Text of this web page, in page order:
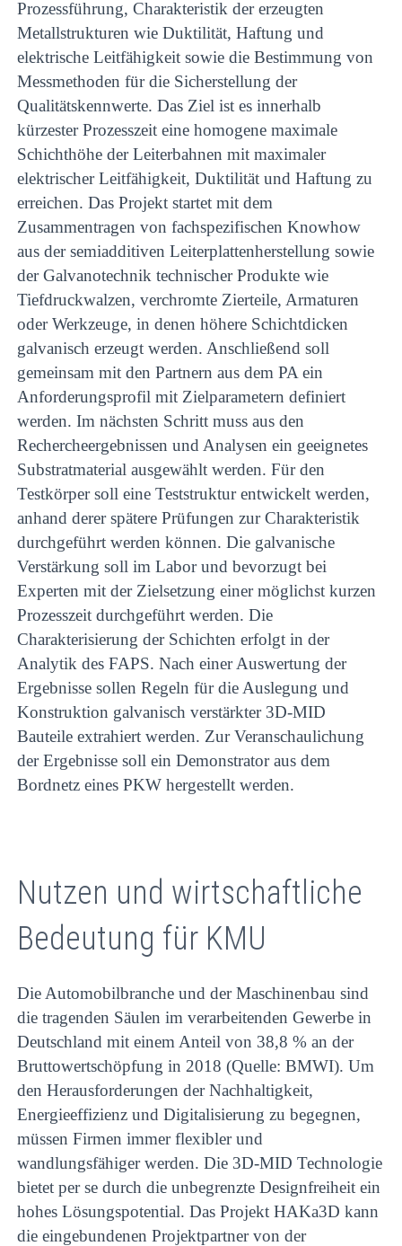
Prozessführung, Charakteristik der erzeugten
Metallstrukturen wie Duktilität, Haftung und
elektrische Leitfähigkeit sowie die Bestimmung von
Messmethoden für die Sicherstellung der
Qualitätskennwerte. Das Ziel ist es innerhalb
kürzester Prozesszeit eine homogene maximale
Schichthöhe der Leiterbahnen mit maximaler
elektrischer Leitfähigkeit, Duktilität und Haftung zu
erreichen. Das Projekt startet mit dem
Zusammentragen von fachspezifischen Knowhow
aus der semiadditiven Leiterplattenherstellung sowie
der Galvanotechnik technischer Produkte wie
Tiefdruckwalzen, verchromte Zierteile, Armaturen
oder Werkzeuge, in denen höhere Schichtdicken
galvanisch erzeugt werden. Anschließend soll
gemeinsam mit den Partnern aus dem PA ein
Anforderungsprofil mit Zielparametern definiert
werden. Im nächsten Schritt muss aus den
Rechercheergebnissen und Analysen ein geeignetes
Substratmaterial ausgewählt werden. Für den
Testkörper soll eine Teststruktur entwickelt werden,
anhand derer spätere Prüfungen zur Charakteristik
durchgeführt werden können. Die galvanische
Verstärkung soll im Labor und bevorzugt bei
Experten mit der Zielsetzung einer möglichst kurzen
Prozesszeit durchgeführt werden. Die
Charakterisierung der Schichten erfolgt in der
Analytik des FAPS. Nach einer Auswertung der
Ergebnisse sollen Regeln für die Auslegung und
Konstruktion galvanisch verstärkter 3D-MID
Bauteile extrahiert werden. Zur Veranschaulichung
der Ergebnisse soll ein Demonstrator aus dem
Bordnetz eines PKW hergestellt werden.
Nutzen und wirtschaftliche
Bedeutung für KMU
Die Automobilbranche und der Maschinenbau sind
die tragenden Säulen im verarbeitenden Gewerbe in
Deutschland mit einem Anteil von 38,8 % an der
Bruttowertschöpfung in 2018 (Quelle: BMWI). Um
den Herausforderungen der Nachhaltigkeit,
Energieeffizienz und Digitalisierung zu begegnen,
müssen Firmen immer flexibler und
wandlungsfähiger werden. Die 3D-MID Technologie
bietet per se durch die unbegrenzte Designfreiheit ein
hohes Lösungspotential. Das Projekt HAKa3D kann
die eingebundenen Projektpartner von der